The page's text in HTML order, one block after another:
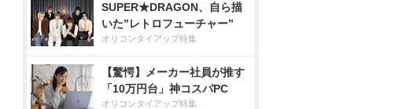
SUPER★DRAGON、自ら描
いた”レトロフューチャー”
オリコンタイアップ特集
【驚愕】メーカー社員が推す
「10万円台」神コスパPC
オリコンタイアップ特集